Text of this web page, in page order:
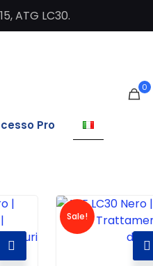
ATG LC30.
Pro
0
Sale!